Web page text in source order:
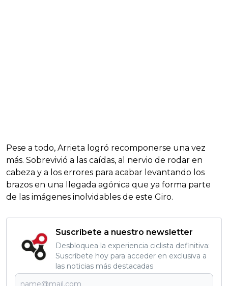
Pese a todo, Arrieta logró recomponerse una vez
más. Sobrevivió a las caídas, al nervio de rodar en
cabeza y a los errores para acabar levantando los
brazos en una llegada agónica que ya forma parte
de las imágenes inolvidables de este Giro.
Suscríbete a nuestro newsletter
Desbloquea la experiencia ciclista definitiva:
Suscríbete hoy para acceder en exclusiva a
las noticias más destacadas